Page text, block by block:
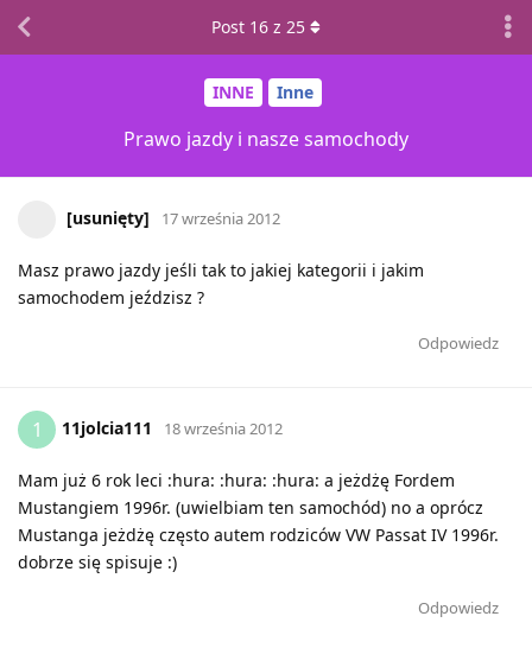
INNE Inne
Prawo jazdy i nasze samochody
Post 16 z 25
[usunięty] 17 września 2012
Masz prawo jazdy jeśli tak to jakiej kategorii i jakim
samochodem jeździsz ?
Odpowiedz
1 11jolcia111 18 września 2012
Mam już 6 rok leci :hura: :hura: :hura: a jeżdżę Fordem
Mustangiem 1996r. (uwielbiam ten samochód) no a oprócz
Mustanga jeżdżę często autem rodziców VW Passat IV 1996r.
dobrze się spisuje :)
Odpowiedz